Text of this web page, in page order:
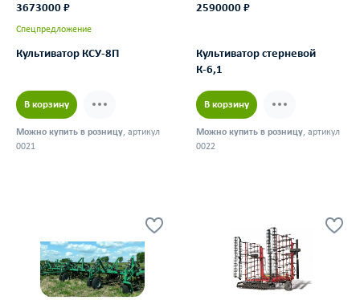
3673000 ₽
Спецпредложение
Культиватор КСУ-8П
В корзину
Можно купить в розницу, артикул
0021
2590000 ₽
Культиватор стерневой
К-6,1
В корзину
Можно купить в розницу, артикул
0022